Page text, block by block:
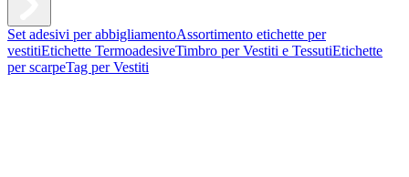
Set adesivi per abbigliamentoAssortimento etichette per
vestitiEtichette TermoadesiveTimbro per Vestiti e TessutiEtichette
per scarpeTag per Vestiti